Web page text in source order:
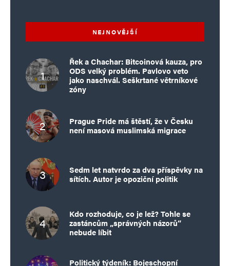
NEJNOVĚJŠÍ
Řek a Chachar: Bitcoinová kauza, pro
ODS velký problém. Pavlovo veto
jako naschvál. Seškrtané větrníkové
zóny
Prague Pride má štěstí, že v Česku
není masová muslimská migrace
Sedm let natvrdo za dva příspěvky na
sítích. Autor je opoziční politik
Kdo rozhoduje, co je lež? Tohle se
zastáncům „správných názorů“
nebude líbit
Politický týdeník: Bojeschopní